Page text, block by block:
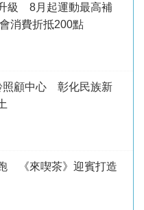
級 8月起運動最高補
消費折抵200點
照顧中心 彰化民族新
《來喫茶》迎賓打造